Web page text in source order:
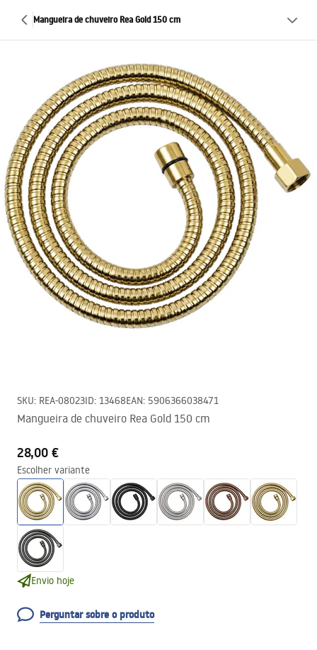
Mangueira de chuveiro Rea Gold 150 cm
SKU: REA-08023ID: 13468EAN: 5906366038471
Mangueira de chuveiro Rea Gold 150 cm
28,00 €
Escolher variante
Envio hoje
Perguntar sobre o produto